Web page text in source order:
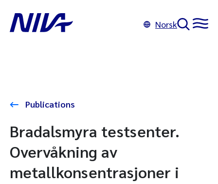
Norsk
Publications
Bradalsmyra testsenter.
Overvåkning av
metallkonsentrasjoner i